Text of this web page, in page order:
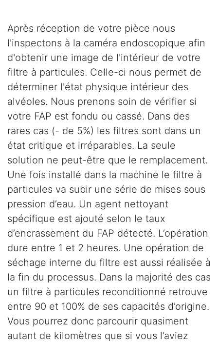
Après réception de votre pièce nous
l'inspectons à la caméra endoscopique afin
d'obtenir une image de l'intérieur de votre
filtre à particules. Celle-ci nous permet de
déterminer l'état physique intérieur des
alvéoles. Nous prenons soin de vérifier si
votre FAP est fondu ou cassé. Dans des
rares cas (- de 5%) les filtres sont dans un
état critique et irréparables. La seule
solution ne peut-être que le remplacement.
Une fois installé dans la machine le filtre à
particules va subir une série de mises sous
pression d’eau. Un agent nettoyant
spécifique est ajouté selon le taux
d’encrassement du FAP détecté. L’opération
dure entre 1 et 2 heures. Une opération de
séchage interne du filtre est aussi réalisée à
la fin du processus. Dans la majorité des cas
un filtre à particules reconditionné retrouve
entre 90 et 100% de ses capacités d’origine.
Vous pourrez donc parcourir quasiment
autant de kilomètres que si vous l’aviez